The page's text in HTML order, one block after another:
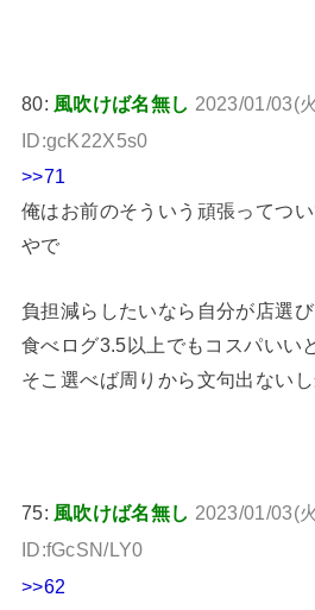
80: 風吹けば名無し 2023/01/03(
ID:gcK22X5s0
>>71
俺はお前のそういう頑張ってつ
やで
負担減らしたいなら自分が店選
食べログ3.5以上でもコスパいい
そこ選べば周りから文句出ない
75: 風吹けば名無し 2023/01/03(
ID:fGcSN/LY0
>>62